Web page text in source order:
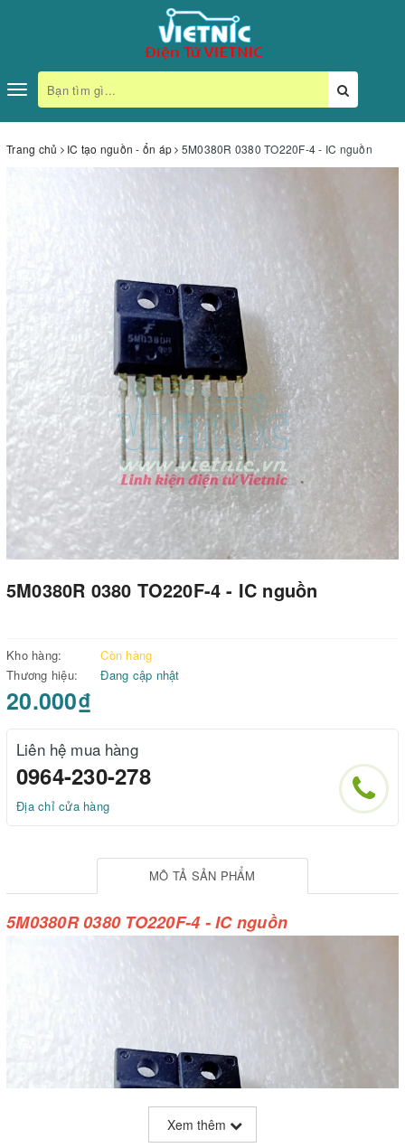
Toggle
navigation
Trang chủ IC tạo nguồn - ổn áp 5M0380R 0380 TO220F-4 - IC nguồn
5M0380R 0380 TO220F-4 - IC nguồn
Kho hàng:
Còn hàng
Thương hiệu:
Đang cập nhật
20.000₫
Liên hệ mua hàng
0964-230-278
Địa chỉ cửa hàng
MÔ TẢ SẢN PHẨM
5M0380R 0380 TO220F-4 - IC nguồn
Xem thêm